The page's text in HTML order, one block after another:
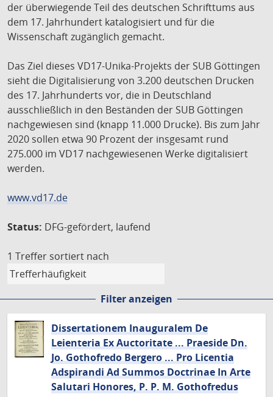
der überwiegende Teil des deutschen Schrifttums aus
dem 17. Jahrhundert katalogisiert und für die
Wissenschaft zugänglich gemacht.
Das Ziel dieses VD17-Unika-Projekts der SUB Göttingen
sieht die Digitalisierung von 3.200 deutschen Drucken
des 17. Jahrhunderts vor, die in Deutschland
ausschließlich in den Beständen der SUB Göttingen
nachgewiesen sind (knapp 11.000 Drucke). Bis zum Jahr
2020 sollen etwa 90 Prozent der insgesamt rund
275.000 im VD17 nachgewiesenen Werke digitalisiert
werden.
www.vd17.de
Status: DFG-gefördert, laufend
1 Treffer sortiert nach
Filter anzeigen
Dissertationem Inauguralem De
Leienteria Ex Auctoritate ... Praeside Dn.
Jo. Gothofredo Bergero ... Pro Licentia
Adspirandi Ad Summos Doctrinae In Arte
Salutari Honores, P. P. M. Gothofredus